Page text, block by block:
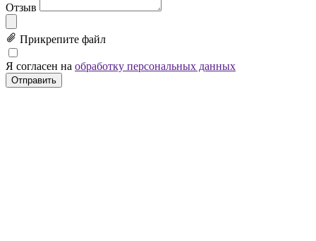
Отзыв
Прикрепите файл
Я согласен на обработку персональных данных